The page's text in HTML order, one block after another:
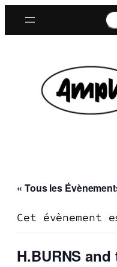
« Tous les
Cet évènement
H.BURNS